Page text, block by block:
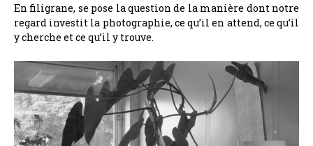
En filigrane, se pose la question de la manière dont notre
regard investit la photographie, ce qu’il en attend, ce qu’il
y cherche et ce qu’il y trouve.